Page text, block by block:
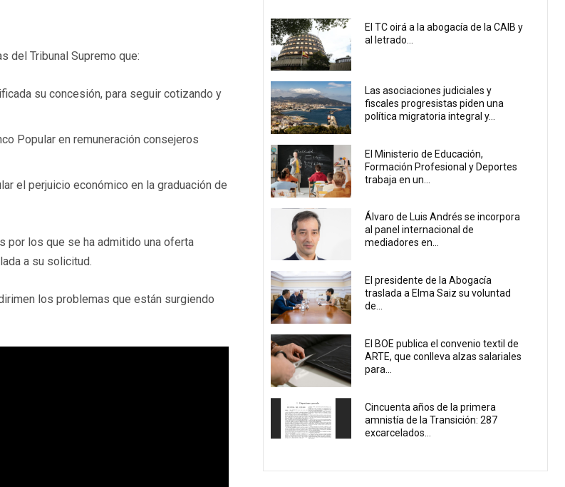
del Tribunal Supremo que:
su concesión, para seguir cotizando y
Popular en remuneración consejeros
el perjuicio económico en la graduación de
por los que se ha admitido una oferta
a su solicitud.
los problemas que están surgiendo
El TC oirá a la abogacía de la CAIB y
al letrado...
Las asociaciones judiciales y
fiscales progresistas piden una
política migratoria integral y...
El Ministerio de Educación,
Formación Profesional y Deportes
trabaja en un...
Álvaro de Luis Andrés se incorpora
al panel internacional de
mediadores en...
El presidente de la Abogacía
traslada a Elma Saiz su voluntad
de...
El BOE publica el convenio textil de
ARTE, que conlleva alzas salariales
para...
Cincuenta años de la primera
amnistía de la Transición: 287
excarcelados...